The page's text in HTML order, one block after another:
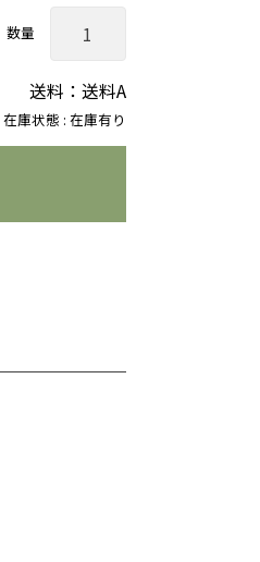
在庫状態 : 在庫有り
数量
送料：送料A